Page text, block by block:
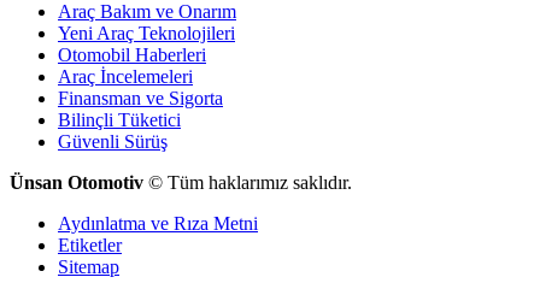
Araç Bakım ve Onarım
Yeni Araç Teknolojileri
Otomobil Haberleri
Araç İncelemeleri
Finansman ve Sigorta
Bilinçli Tüketici
Güvenli Sürüş
Ünsan Otomotiv © Tüm haklarımız saklıdır.
Aydınlatma ve Rıza Metni
Etiketler
Sitemap